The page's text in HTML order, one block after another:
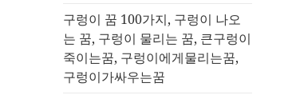
구렁이 꿈 100가지, 구렁이 나오
는 꿈, 구렁이 물리는 꿈, 큰구렁이
죽이는꿈, 구렁이에게물리는꿈,
구렁이가싸우는꿈